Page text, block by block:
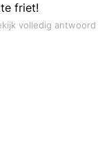
friet!
volledig antwoord